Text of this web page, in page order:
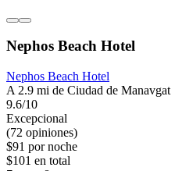
Nephos Beach Hotel
Nephos Beach Hotel
A 2.9 mi de Ciudad de Manavgat
9.6/10
Excepcional
(72 opiniones)
$91 por noche
$101 en total